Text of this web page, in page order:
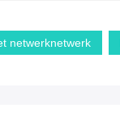
netwerknetwerk